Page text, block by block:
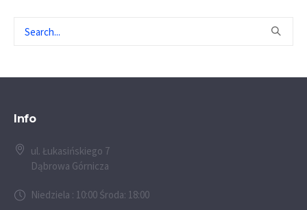
Info
ul. Łukasińskiego 7
Dąbrowa Górnicza
Niedziela : 10:00 Środa: 18:00